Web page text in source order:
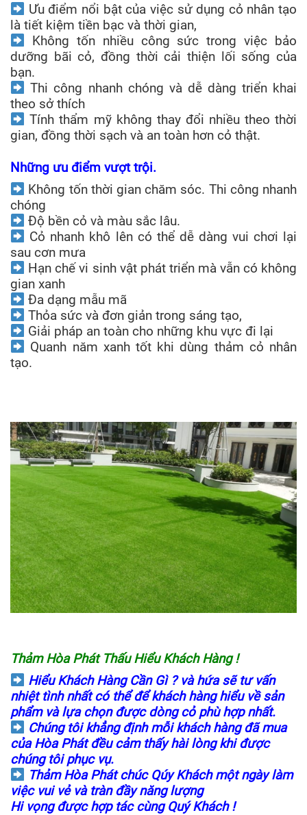
Ưu điểm nổi bật của việc sử dụng cỏ nhân tạo
là tiết kiệm tiền bạc và thời gian,
Không tốn nhiều công sức trong việc bảo
dưỡng bãi cỏ, đồng thời cải thiện lối sống của
bạn.
Thi công nhanh chóng và dễ dàng triển khai
theo sở thích
Tính thẩm mỹ không thay đổi nhiều theo thời
gian, đồng thời sạch và an toàn hơn cỏ thật.
Những ưu điểm vượt trội.
Không tốn thời gian chăm sóc. Thi công nhanh
chóng
Độ bền cỏ và màu sắc lâu.
Cỏ nhanh khô lên có thể dễ dàng vui chơi lại
sau cơn mưa
Hạn chế vi sinh vật phát triển mà vẫn có không
gian xanh
Đa dạng mẫu mã
Thỏa sức và đơn giản trong sáng tạo,
Giải pháp an toàn cho những khu vực đi lại
Quanh năm xanh tốt khi dùng thảm cỏ nhân
tạo.
Thảm Hòa Phát Thấu Hiểu Khách Hàng !
Hiểu Khách Hàng Cần Gì ? và hứa sẽ tư vấn
nhiệt tình nhất có thể để khách hàng hiểu về sản
phẩm và lựa chọn được dòng cỏ phù hợp nhất.
Chúng tôi khẳng định mỗi khách hàng đã mua
của Hòa Phát đều cảm thấy hài lòng khi được
chúng tôi phục vụ.
Thảm Hòa Phát chúc Qúy Khách một ngày làm
việc vui vẻ và tràn đầy năng lượng
Hi vọng được hợp tác cùng Quý Khách !